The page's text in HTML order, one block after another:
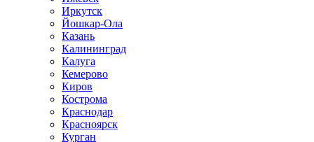
Иркутск
Йошкар-Ола
Казань
Калининград
Калуга
Кемерово
Киров
Кострома
Краснодар
Красноярск
Курган